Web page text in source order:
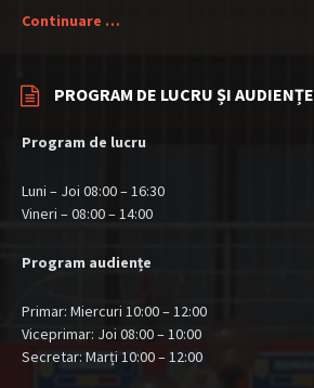
Continuare …
PROGRAM DE LUCRU ȘI AUDIENȚE
Program de lucru
Luni – Joi 08:00 – 16:30
Vineri – 08:00 – 14:00
Program audiențe
Primar: Miercuri 10:00 – 12:00
Viceprimar: Joi 08:00 – 10:00
Secretar: Marți 10:00 – 12:00